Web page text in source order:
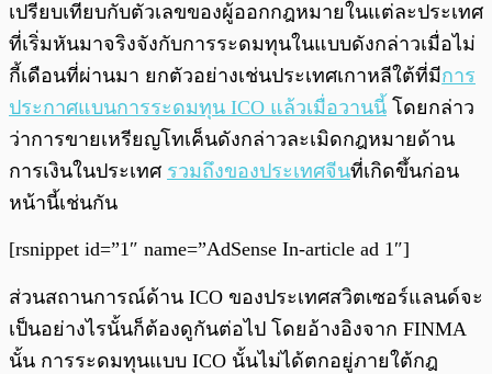
เปรียบเทียบกับตัวเลขของผู้ออกกฎหมายในแต่ละประเทศ
ที่เริ่มหันมาจริงจังกับการระดมทุนในแบบดังกล่าวเมื่อไม่
กี้เดือนที่ผ่านมา ยกตัวอย่างเช่นประเทศเกาหลีใต้ที่มีการ
ประกาศแบนการระดมทุน ICO แล้วเมื่อวานนี้ โดยกล่าว
ว่าการขายเหรียญโทเค็นดังกล่าวละเมิดกฎหมายด้าน
การเงินในประเทศ รวมถึงของประเทศจีนที่เกิดขึ้นก่อน
หน้านี้เช่นกัน
[rsnippet id=”1″ name=”AdSense In-article ad 1″]
ส่วนสถานการณ์ด้าน ICO ของประเทศสวิตเซอร์แลนด์จะ
เป็นอย่างไรนั้นก็ต้องดูกันต่อไป โดยอ้างอิงจาก FINMA
นั้น การระดมทุนแบบ ICO นั้นไม่ได้ตกอยู่ภายใต้กฎ